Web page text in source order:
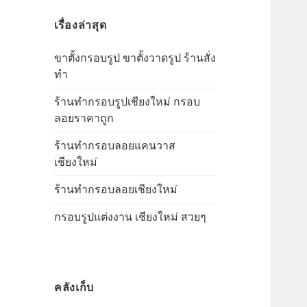
แค
นวาส
ราคา
ห
บ
:
เรื่องล่าสุด
ขาตั้งกรอบรูป ขาตั้งวาดรูป ร้านสั่ง
ทำ
ร้านทำกรอบรูปเชียงใหม่ กรอบ
ลอยราคาถูก
ร้านทำกรอบลอยแคนวาส
เชียงใหม่
ร้านทำกรอบลอยเชียงใหม่
กรอบรูปแต่งงาน เชียงใหม่ สวยๆ
คลังเก็บ